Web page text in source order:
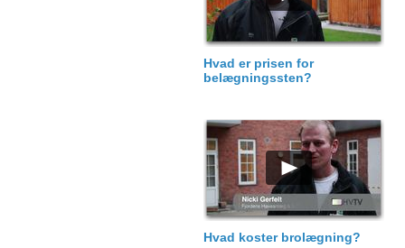
Hvad er prisen for
belægningssten?
Hvad koster brolægning?